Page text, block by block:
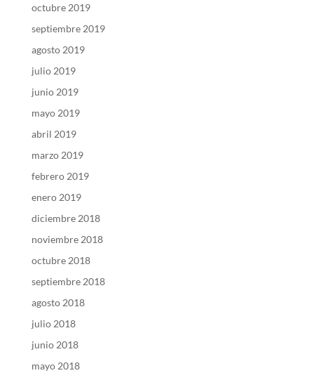
octubre 2019
septiembre 2019
agosto 2019
julio 2019
junio 2019
mayo 2019
abril 2019
marzo 2019
febrero 2019
enero 2019
diciembre 2018
noviembre 2018
octubre 2018
septiembre 2018
agosto 2018
julio 2018
junio 2018
mayo 2018